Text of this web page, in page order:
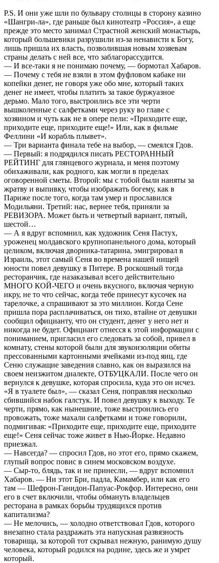
P.S. И они уже шли по бульвару столицы в сторону казино
«Шангри-ла», где раньше был кинотеатр «Россия», а еще
прежде это место занимал Страстной женский монастырь,
который большевики разрушили из-за ненависти к Богу,
лишь пришла их власть, позволившая новым хозяевам
страны делать с ней все, что заблагорассудится.
— И все-таки я не понимаю почему, — бормотал Хабаров.
— Почему с тебя не взяли в этом фуфловом кабаке ни
копейки денег, не говоря уже обо мне, который таких
денег не имеет, чтобы платить за такое буржуазное
дерьмо. Мало того, выстроились все эти черти
вышколенные с салфетками через руку во главе с
хозяином и чуть как не в опере пели: «Приходите еще,
приходите еще, приходите еще!» Или, как в фильме
Феллини «И корабль плывет».
— Три варианта финала тебе на выбор, — смеялся Гдов.
— Первый: я подрядился писать РЕСТОРАННЫЙ
РЕЙТИНГ для глянцевого журнала, и меня поэтому
обихаживали, как родного, как могли в пределах
оговоренной сметы. Второй: мы с тобой были наняты за
жратву и выпивку, чтобы изображать богему, как в
Париже после того, когда там умер и прославился
Модильяни. Третий: нас, вернее тебя, приняли за
РЕВИЗОРА. Может быть и четвертый вариант, пятый,
шестой…
— А я вдруг вспомнил, как художник Сеня Пастух,
уроженец молдавского крупнопанельного дома, который
целиком, включая дворника-татарина, эмигрировал в
Израиль, этот самый Сеня во времена нашей нищей
юности повел девушку в Питере. В роскошный тогда
ресторанчик, где назаказывал всего действительно
МНОГО КОЙ-ЧЕГО и очень вкусного, включая черную
икру, не то что сейчас, когда тебе принесут кусочек на
тарелочке, а спрашивают за это миллион. Когда Сене
пришла пора расплачиваться, он тихо, втайне от девушки
сообщил официанту, что он студент, денег у него нет и
никогда не будет. Официант отнесся к этой информации с
пониманием, пригласил его следовать за собой, привел в
комнату, стены которой были для звукоизоляции обиты
прессованными картонными ячейками из-под яиц, где
Сеню служащие заведения славно, как он выразился на
своем неизжитом диалекте, ОТБУЦКАЛИ. После чего он
вернулся к девушке, которая спросила, куда это он исчез.
«Я в туалете был», — сказал Сеня, поправляя несколько
сбившийся набок галстук. И повел девушку к выходу. Те
черти, прямо, как нынешние, тоже выстроились его
провожать, тоже махали салфетками и тоже говорили,
подмигивая: «Приходите еще, приходите еще, приходите
еще!» Сеня сейчас тоже живет в Нью-Йорке. Недавно
приезжал.
— Навсегда? — спросил Гдов, но этот его, прямо скажем,
глупый вопрос повис в синем московском воздухе.
— Сыр-то, блядь, так и не принесли, — вдруг вспомнил
Хабаров. — Ни этот Бри, падла, Камамбер, или как его
там — Шефрон-Ганидон-Папуас-Рокфор. Интересно, они
его в счет включили, чтобы обмануть владельцев
ресторана в рамках борьбы трудящихся против
капитализма?
— Не мелочись, — холодно ответствовал Гдов, которого
внезапно стала раздражать эта напускная развязность
товарища, за которой тот скрывал нежную, ранимую душу
человека, который родился на родине, здесь же и умрет
который.